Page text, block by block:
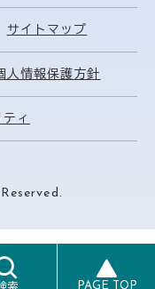
索
サイトマップ
人情報保護方針
ィ
PAGE TOP